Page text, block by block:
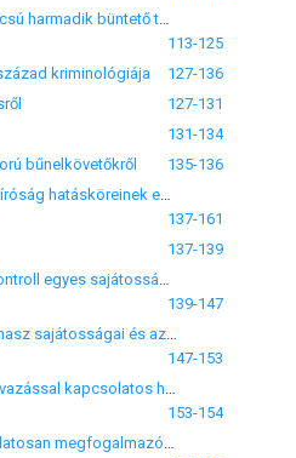
113-125
kriminológiája
127-136
127-131
131-134
bűnelkövetőkről
135-136
137-161
137-139
139-147
147-153
153-154